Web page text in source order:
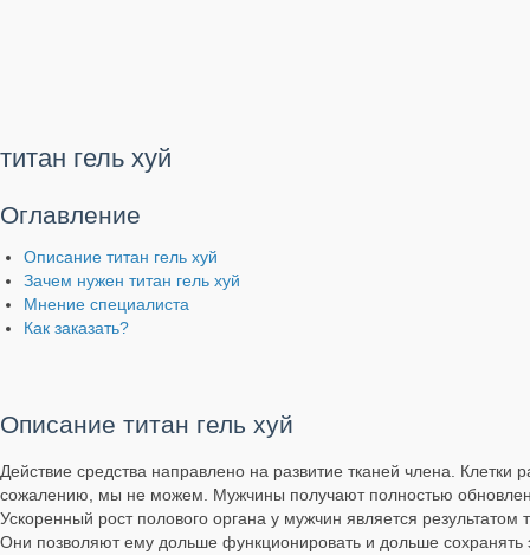
титан гель хуй
Оглавление
Описание титан гель хуй
Зачем нужен титан гель хуй
Мнение специалиста
Как заказать?
Описание титан гель хуй
Действие средства направлено на развитие тканей члена. Клетки
сожалению, мы не можем. Мужчины получают полностью
Ускоренный рост полового органа у мужчин является
Они позволяют ему дольше функционировать и дольше сохранять